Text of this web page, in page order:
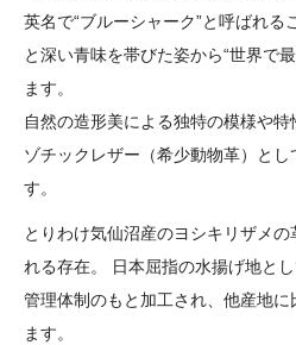
英名で“ブルーシャーク”と呼ばれる
と深い青味を帯びた姿から“世界で
ます。
自然の造形美による独特の模様や
ゾチックレザー（希少動物革）と
す。
とりわけ気仙沼産のヨシキリザメ
れる存在。 日本屈指の水揚げ地と
管理体制のもと加工され、他産地
ます。